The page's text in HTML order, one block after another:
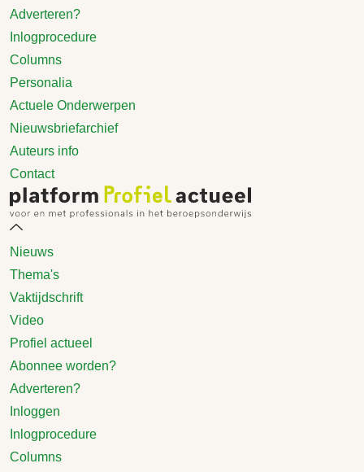
Adverteren?
Inlogprocedure
Columns
Personalia
Actuele Onderwerpen
Nieuwsbriefarchief
Auteurs info
Contact
Nieuws
Thema's
Vaktijdschrift
Video
Profiel actueel
Abonnee worden?
Adverteren?
Inloggen
Inlogprocedure
Columns